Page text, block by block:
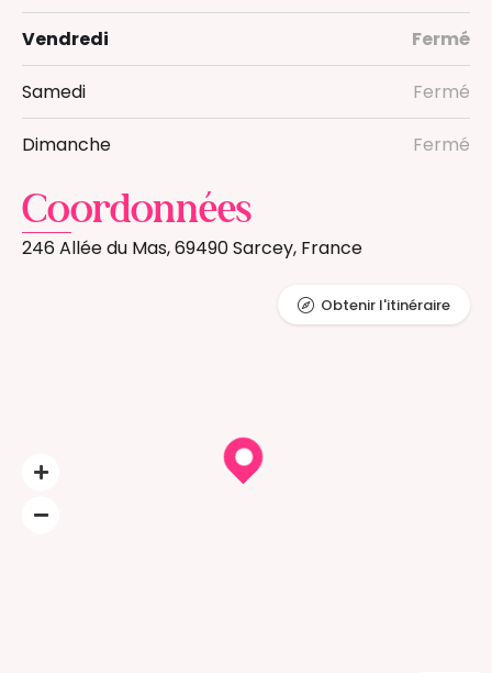
Vendredi Fermé
Samedi Fermé
Dimanche Fermé
Coordonnées
246 Allée du Mas, 69490 Sarcey, France
Obtenir l'itinéraire